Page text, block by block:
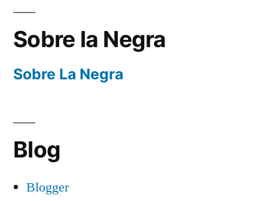
Sobre la Negra
Sobre La Negra
Blog
Blogger